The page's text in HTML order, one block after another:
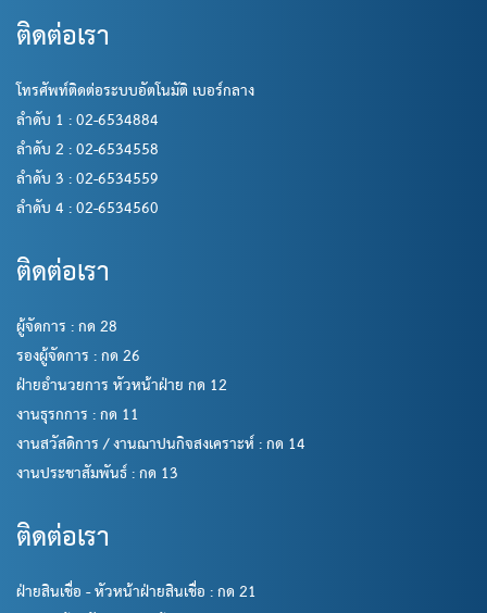
ติดต่อเรา
โทรศัพท์ติดต่อระบบอัตโนมัติ เบอร์กลาง
ลำดับ 1 : 02-6534884
ลำดับ 2 : 02-6534558
ลำดับ 3 : 02-6534559
ลำดับ 4 : 02-6534560
ติดต่อเรา
ผู้จัดการ : กด 28
รองผู้จัดการ : กด 26
ฝ่ายอำนวยการ หัวหน้าฝ่าย กด 12
งานธุรกการ : กด 11
งานสวัสดิการ / งานฌาปนกิจสงเคราะห์ : กด 14
งานประชาสัมพันธ์ : กด 13
ติดต่อเรา
ฝ่ายสินเชื่อ - หัวหน้าฝ่ายสินเชื่อ : กด 21